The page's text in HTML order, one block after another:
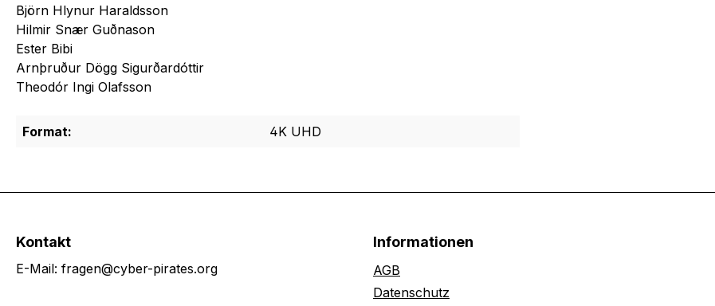
Björn Hlynur Haraldsson
Hilmir Snær Guðnason
Ester Bibi
Arnþruður Dögg Sigurðardóttir
Theodór Ingi Olafsson
Format: 4K UHD
Kontakt
E-Mail: fragen@cyber-pirates.org
Informationen
AGB
Datenschutz